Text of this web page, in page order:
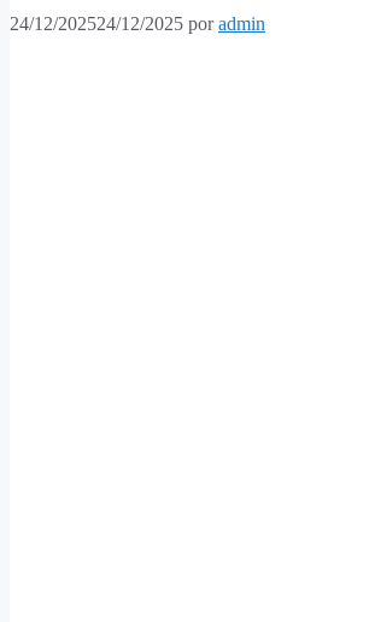
24/12/202524/12/2025 poradmin